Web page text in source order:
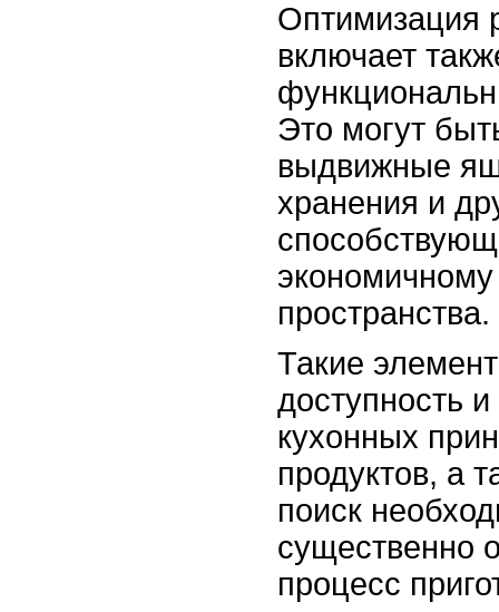
Оптимизация
включает
Это могут
выдвижные
хранения и
пространства.
Такие
доступность
кухонных
продуктов, а
поиск
существенно
процесс